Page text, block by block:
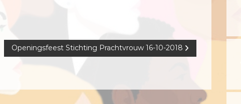
Openingsfeest Stichting Prachtvrouw 16-10-2018